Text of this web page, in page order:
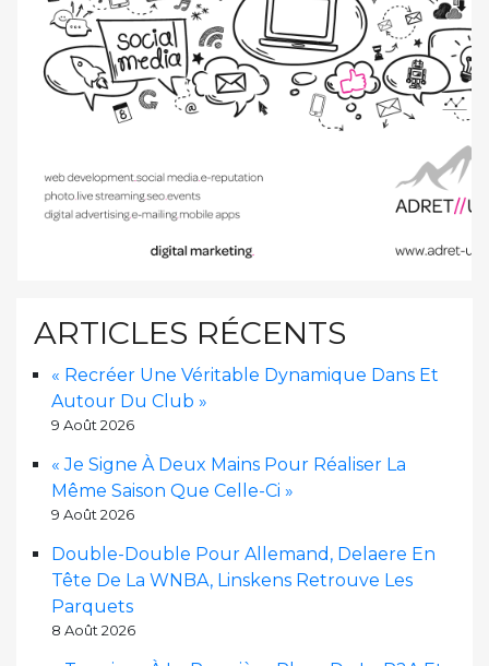
ARTICLES RÉCENTS
« Recréer Une Véritable Dynamique Dans Et
Autour Du Club »
9 Août 2026
« Je Signe À Deux Mains Pour Réaliser La
Même Saison Que Celle-Ci »
9 Août 2026
Double-Double Pour Allemand, Delaere En
Tête De La WNBA, Linskens Retrouve Les
Parquets
8 Août 2026